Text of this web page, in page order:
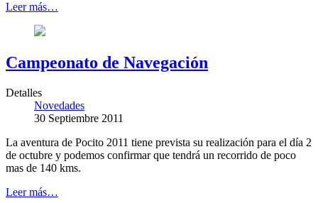
Leer más…
Campeonato de Navegación
Detalles
Novedades
30 Septiembre 2011
La aventura de Pocito 2011 tiene prevista su realización para el día 2
de octubre y podemos confirmar que tendrá un recorrido de poco
mas de 140 kms.
Leer más…